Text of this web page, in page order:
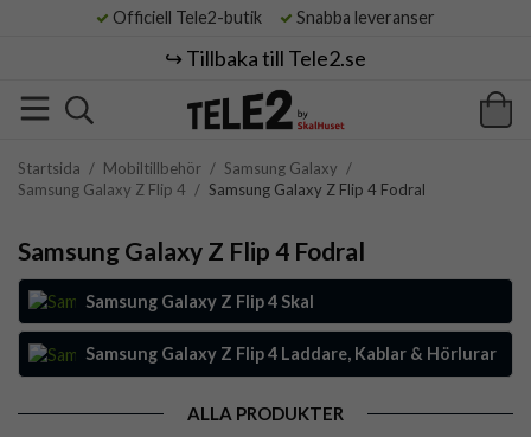
Officiell Tele2-butik Snabba leveranser
↪️ Tillbaka till Tele2.se
Startsida / Mobiltillbehör / Samsung Galaxy /
Samsung Galaxy Z Flip 4 / Samsung Galaxy Z Flip 4 Fodral
Samsung Galaxy Z Flip 4 Fodral
Samsung Galaxy Z Flip 4 Skal
Samsung Galaxy Z Flip 4 Laddare, Kablar & Hörlurar
ALLA PRODUKTER